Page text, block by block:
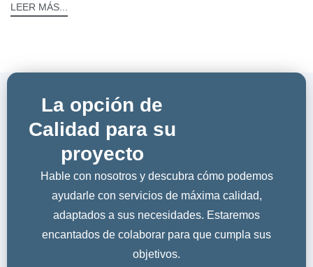
LEER MÁS...
La opción de
Calidad para su
proyecto
Hable con nosotros y descubra cómo podemos
ayudarle con servicios de máxima calidad,
adaptados a sus necesidades. Estaremos
encantados de colaborar para que cumpla sus
objetivos.